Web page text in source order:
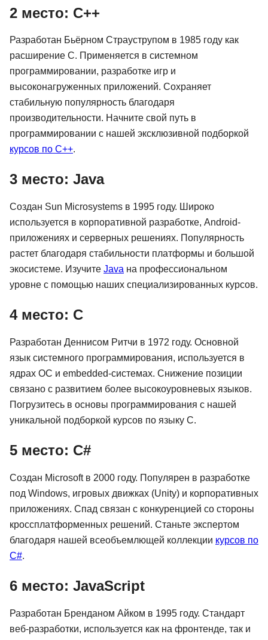
2 место: C++
Разработан Бьёрном Страуструпом в 1985 году как
расширение С. Применяется в системном
программировании, разработке игр и
высоконагруженных приложений. Сохраняет
стабильную популярность благодаря
производительности. Начните свой путь в
программировании с нашей эксклюзивной подборкой
курсов по C++.
3 место: Java
Создан Sun Microsystems в 1995 году. Широко
используется в корпоративной разработке, Android-
приложениях и серверных решениях. Популярность
растет благодаря стабильности платформы и большой
экосистеме. Изучите Java на профессиональном
уровне с помощью наших специализированных курсов.
4 место: C
Разработан Деннисом Ритчи в 1972 году. Основной
язык системного программирования, используется в
ядрах ОС и embedded-системах. Снижение позиции
связано с развитием более высокоуровневых языков.
Погрузитесь в основы программирования с нашей
уникальной подборкой курсов по языку С.
5 место: C#
Создан Microsoft в 2000 году. Популярен в разработке
под Windows, игровых движках (Unity) и корпоративных
приложениях. Спад связан с конкуренцией со стороны
кроссплатформенных решений. Станьте экспертом
благодаря нашей всеобъемлющей коллекции курсов по
C#.
6 место: JavaScript
Разработан Бренданом Айком в 1995 году. Стандарт
веб-разработки, используется как на фронтенде, так и